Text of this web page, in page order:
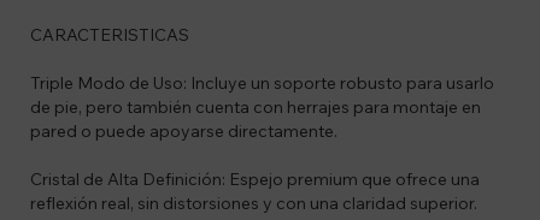
CARACTERISTICAS
Triple Modo de Uso: Incluye un soporte robusto para usarlo
de pie, pero también cuenta con herrajes para montaje en
pared o puede apoyarse directamente.
Cristal de Alta Definición: Espejo premium que ofrece una
reflexión real, sin distorsiones y con una claridad superior.